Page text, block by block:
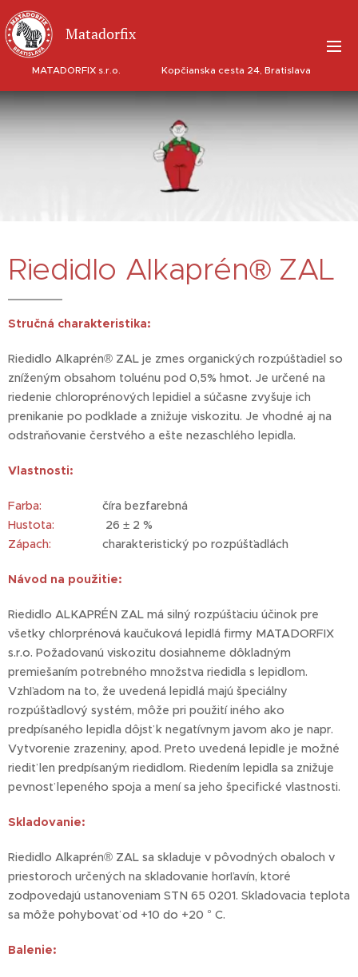
Matadorfix
MATADORFIX s.r.o. Kopčianska cesta 24, Bratislava
Riedidlo Alkaprén® ZAL
Stručná charakteristika:
Riedidlo Alkaprén® ZAL je zmes organických rozpúšťadiel so
zníženým obsahom toluénu pod 0,5% hmot. Je určené na
riedenie chloroprénových lepidiel a súčasne zvyšuje ich
prenikanie po podklade a znižuje viskozitu. Je vhodné aj na
odstraňovanie čerstvého a ešte nezaschlého lepidla.
Vlastnosti:
Farba:
číra bezfarebná
Hustota:
26 ± 2 %
Zápach:
charakteristický po rozpúšťadlách
Návod na použitie:
Riedidlo ALKAPRÉN ZAL má silný rozpúšťaciu účinok pre
všetky chlorprénová kaučuková lepidlá firmy MATADORFIX
s.r.o. Požadovanú viskozitu dosiahneme dôkladným
premiešaním potrebného množstva riedidla s lepidlom.
Vzhľadom na to, že uvedená lepidlá majú špeciálny
rozpúšťadlový systém, môže pri použití iného ako
predpísaného lepidla dôjsť k negatívnym javom ako je napr.
Vytvorenie zrazeniny, apod. Preto uvedená lepidle je možné
riediť len predpísaným riedidlom. Riedením lepidla sa znižuje
pevnosť lepeného spoja a mení sa jeho špecifické vlastnosti.
Skladovanie:
Riedidlo Alkaprén® ZAL sa skladuje v pôvodných obaloch v
priestoroch určených na skladovanie horľavín, ktoré
zodpovedajú ustanoveniam STN 65 0201. Skladovacia teplota
sa môže pohybovať od +10 do +20 ° C.
Balenie: